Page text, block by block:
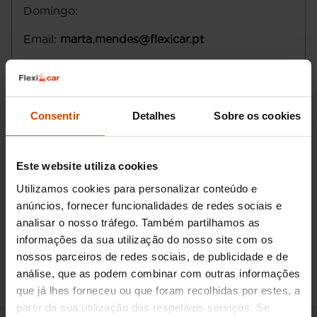
Consentir Detalhes Sobre os cookies
Este website utiliza cookies
Utilizamos cookies para personalizar conteúdo e
anúncios, fornecer funcionalidades de redes sociais e
analisar o nosso tráfego. Também partilhamos as
informações da sua utilização do nosso site com os
nossos parceiros de redes sociais, de publicidade e de
análise, que as podem combinar com outras informações
que já lhes forneceu ou que foram recolhidas por estes, a
partir da sua utilização dos respetivos serviços. Se
Domingo:
Email: marta.mendes@flexicar.pt
Pedir informações